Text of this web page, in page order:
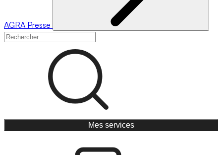
AGRA Presse
Mes services